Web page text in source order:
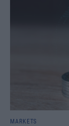
MARKETS